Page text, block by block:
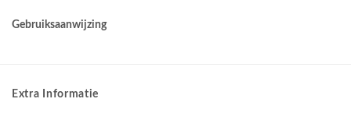
Gebruiksaanwijzing
Extra Informatie